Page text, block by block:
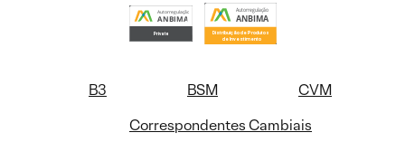
B3 BSM
CVM
Correspondentes Cambiais